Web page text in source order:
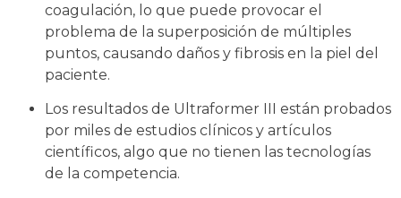
coagulación, lo que puede provocar el
problema de la superposición de múltiples
puntos, causando daños y fibrosis en la piel del
paciente.
Los resultados de Ultraformer III están probados
por miles de estudios clínicos y artículos
científicos, algo que no tienen las tecnologías
de la competencia.